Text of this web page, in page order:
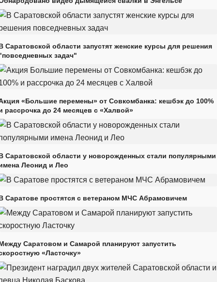
Саратовской области запустят женские курсы для решения
задач"
«Большие перемены» от Совкомбанка: кешбэк до 100%
рассрочка до 24 месяцев с «Халвой»
Саратовской области у новорожденных стали популярными
Леонид и Лео
Саратове простятся с ветераном МЧС Абрамовичем
Саратовом и Самарой планируют запустить
«Ласточку»